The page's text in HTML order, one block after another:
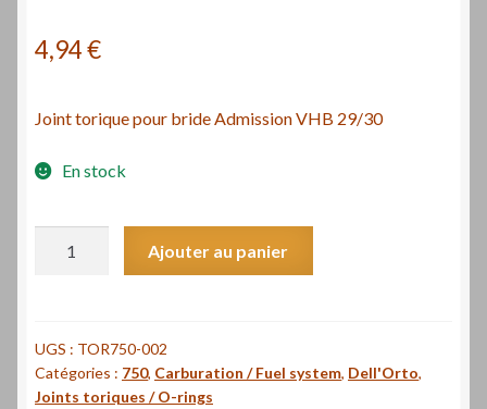
4,94€
Joint torique pour bride Admission VHB 29/30
En stock
qualité
Viton
pour
Ajouter au panier
UGS : TOR750-002
Catégories : 750, Carburation / Fuel system, Dell'Orto,
Joints toriques / O-rings